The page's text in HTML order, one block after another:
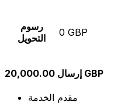
رسوم
التحويل
0 GBP
إرسال 20,000.00 GBP
مقدم الخدمة